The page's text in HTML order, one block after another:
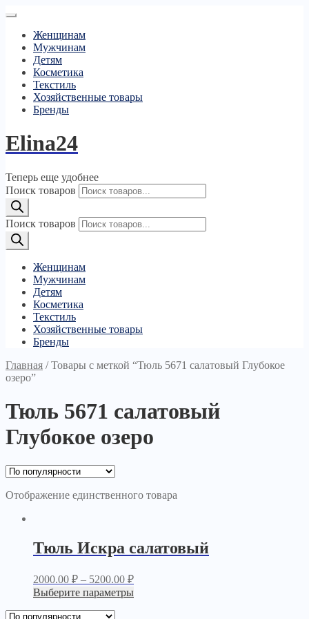
Женщинам
Мужчинам
Детям
Косметика
Текстиль
Хозяйственные товары
Бренды
Elina24
Теперь еще удобнее
Поиск товаров
Поиск товаров
Женщинам
Мужчинам
Детям
Косметика
Текстиль
Хозяйственные товары
Бренды
Главная /Товары с меткой “Тюль 5671 салатовый Глубокое
озеро”
Тюль 5671 салатовый
Глубокое озеро
Отображение единственного товара
Тюль Искра салатовый
2000.00 ₽ – 5200.00 ₽
Выберите параметры